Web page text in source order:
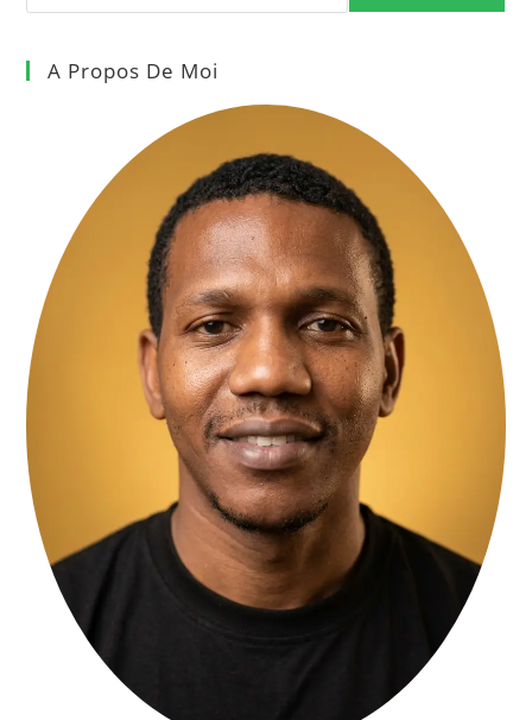
A Propos De Moi